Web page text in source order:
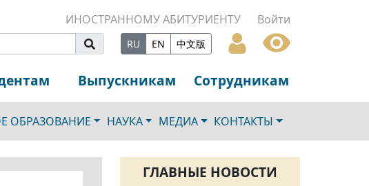
ИНОСТРАННОМУ АБИТУРИЕНТУ Войти
RU EN 中文版
Выпускникам Сотрудникам
ОБРАЗОВАНИЕ НАУКА МЕДИА КОНТАКТЫ
ГЛАВНЫЕ НОВОСТИ